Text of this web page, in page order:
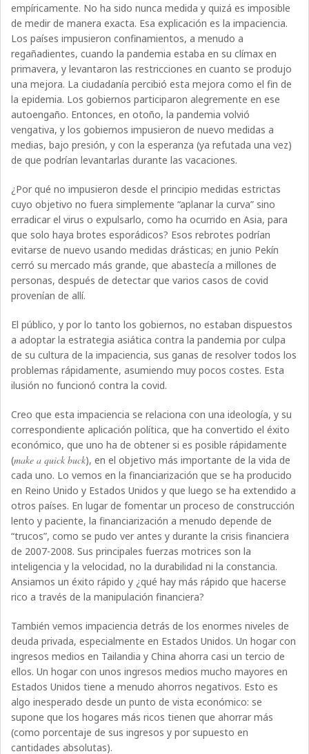
empíricamente. No ha sido nunca medida y quizá es imposible
de medir de manera exacta. Esa explicación es la impaciencia.
Los países impusieron confinamientos, a menudo a
regañadientes, cuando la pandemia estaba en su clímax en
primavera, y levantaron las restricciones en cuanto se produjo
una mejora. La ciudadanía percibió esta mejora como el fin de
la epidemia. Los gobiernos participaron alegremente en ese
autoengaño. Entonces, en otoño, la pandemia volvió
vengativa, y los gobiernos impusieron de nuevo medidas a
medias, bajo presión, y con la esperanza (ya refutada una vez)
de que podrían levantarlas durante las vacaciones.
¿Por qué no impusieron desde el principio medidas estrictas
cuyo objetivo no fuera simplemente “aplanar la curva” sino
erradicar el virus o expulsarlo, como ha ocurrido en Asia, para
que solo haya brotes esporádicos? Esos rebrotes podrían
evitarse de nuevo usando medidas drásticas; en junio Pekín
cerró su mercado más grande, que abastecía a millones de
personas, después de detectar que varios casos de covid
provenían de allí.
El público, y por lo tanto los gobiernos, no estaban dispuestos
a adoptar la estrategia asiática contra la pandemia por culpa
de su cultura de la impaciencia, sus ganas de resolver todos los
problemas rápidamente, asumiendo muy pocos costes. Esta
ilusión no funcionó contra la covid.
Creo que esta impaciencia se relaciona con una ideología, y su
correspondiente aplicación política, que ha convertido el éxito
económico, que uno ha de obtener si es posible rápidamente
(make a quick buck), en el objetivo más importante de la vida de
cada uno. Lo vemos en la financiarización que se ha producido
en Reino Unido y Estados Unidos y que luego se ha extendido a
otros países. En lugar de fomentar un proceso de construcción
lento y paciente, la financiarización a menudo depende de
“trucos”, como se pudo ver antes y durante la crisis financiera
de 2007-2008. Sus principales fuerzas motrices son la
inteligencia y la velocidad, no la durabilidad ni la constancia.
Ansiamos un éxito rápido y ¿qué hay más rápido que hacerse
rico a través de la manipulación financiera?
También vemos impaciencia detrás de los enormes niveles de
deuda privada, especialmente en Estados Unidos. Un hogar con
ingresos medios en Tailandia y China ahorra casi un tercio de
ellos. Un hogar con unos ingresos medios mucho mayores en
Estados Unidos tiene a menudo ahorros negativos. Esto es
algo inesperado desde un punto de vista económico: se
supone que los hogares más ricos tienen que ahorrar más
(como porcentaje de sus ingresos y por supuesto en
cantidades absolutas).